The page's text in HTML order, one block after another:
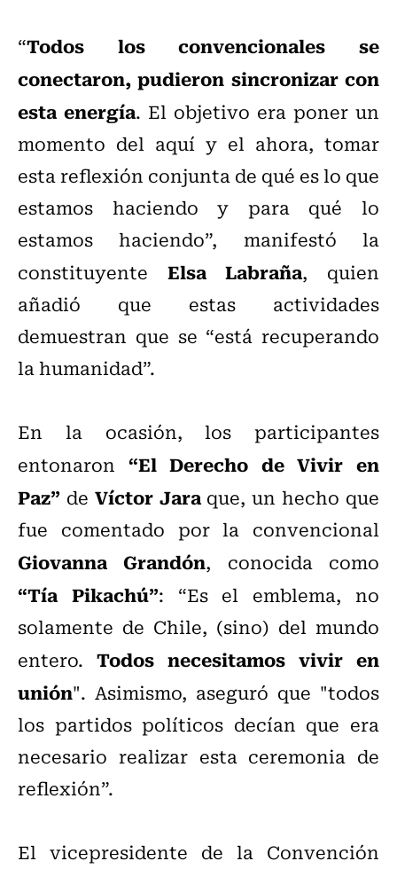
“Todos los convencionales se
conectaron, pudieron sincronizar con
esta energía. El objetivo era poner un
momento del aquí y el ahora, tomar
esta reflexión conjunta de qué es lo que
estamos haciendo y para qué lo
estamos haciendo”, manifestó la
constituyente Elsa Labraña, quien
añadió que estas actividades
demuestran que se “está recuperando
la humanidad”.
En la ocasión, los participantes
entonaron “El Derecho de Vivir en
Paz” de Víctor Jaraque, un hecho que
fue comentado por la convencional
Giovanna Grandón, conocida como
“Tía Pikachú”: “Es el emblema, no
solamente de Chile, (sino) del mundo
entero. Todos necesitamos vivir en
unión". Asimismo, aseguró que "todos
los partidos políticos decían que era
necesario realizar esta ceremonia de
reflexión”.
El vicepresidente de la Convención